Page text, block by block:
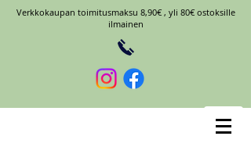
Verkkokaupan toimitusmaksu 8,90€ , yli 80€ ostoksille
ilmainen